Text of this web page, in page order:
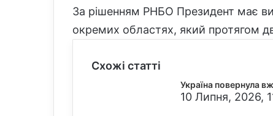
За рішенням РНБО Президент має
окремих областях, який протягом
Схожі статті
Україна повернула
10 Липня, 2026,